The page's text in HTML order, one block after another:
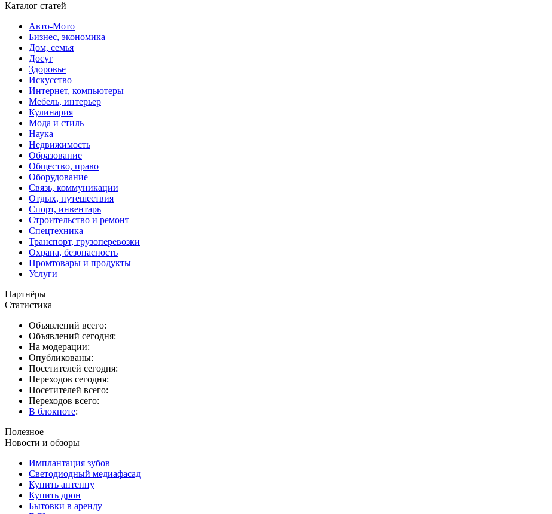
Каталог статей
Авто-Мото
Бизнес, экономика
Дом, семья
Досуг
Здоровье
Искусство
Интернет, компьютеры
Мебель, интерьер
Кулинария
Мода и стиль
Наука
Недвижимость
Образование
Общество, право
Оборудование
Связь, коммуникации
Отдых, путешествия
Спорт, инвентарь
Строительство и ремонт
Спецтехника
Транспорт, грузоперевозки
Охрана, безопасность
Промтовары и продукты
Услуги
Партнёры
Статистика
Объявлений всего:
Объявлений сегодня:
На модерации:
Опубликованы:
Посетителей сегодня:
Переходов сегодня:
Посетителей всего:
Переходов всего:
В блокноте:
Полезное
Новости и обзоры
Имплантация зубов
Светодиодный медиафасад
Купить антенну
Купить дрон
Бытовки в аренду